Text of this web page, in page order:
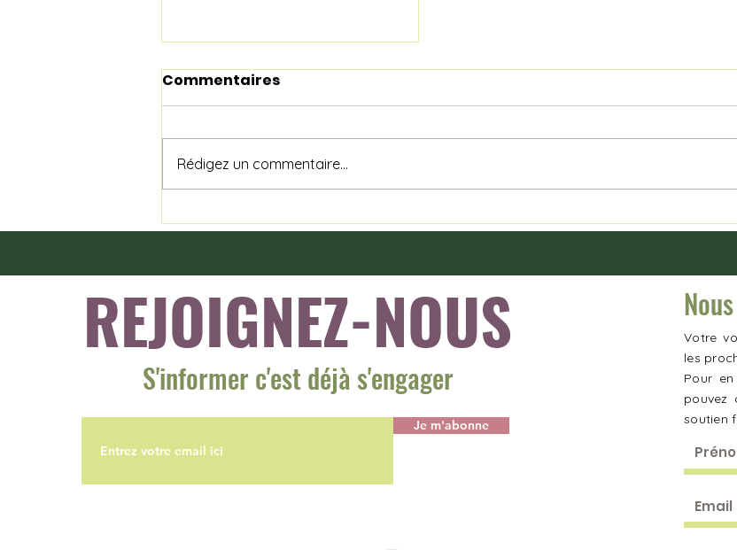
Tuléar : Une Ville, Mille
Commentaires
Rédigez un commentaire...
REJOIGNEZ-NOUS
S'informer c'est déjà s'engager
Je m'abonne
Votre
les
Pour
pouvez
soutien